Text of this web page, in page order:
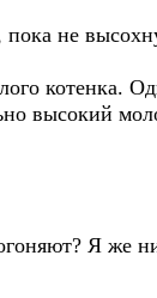
пока не
котенка.
высокий
Я же